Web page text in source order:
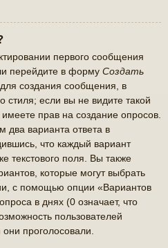
первого сообщения
перейдите в форму Создать
создания сообщения, в
стиля; если вы не видите такой
прав на создание опросов.
два варианта ответа в
что каждый вариант
текстового поля. Вы также
которые могут выбрать
с помощью опции «Вариантов
в днях (0 означает, что
пользователей
проголосовали.